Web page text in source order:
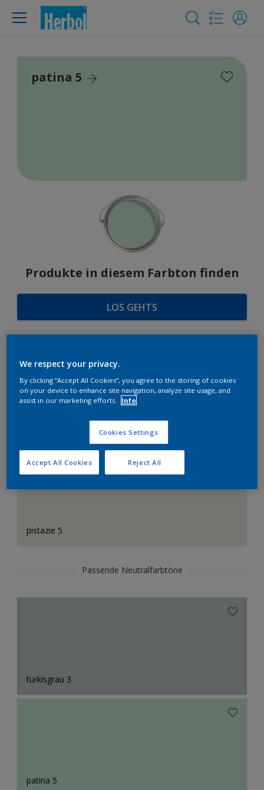
patina 5
Produkte in diesem Farbton finden
LOS GEHTS
FARBAUSWAHL
Das perfekte Weiß
pistazie 5
Passende Neutralfarbtöne
türkisgrau 3
patina 5
We respect your privacy.
By clicking “Accept All Cookies”, you agree to the storing of cookies
on your device to enhance site navigation, analyze site usage, and
assist in our marketing efforts.
Info
Cookies Settings
Reject All
Accept All Cookies